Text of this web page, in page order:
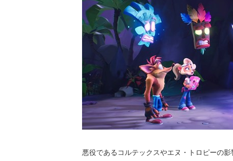
悪役であるコルテックスやエヌ・トロピーの